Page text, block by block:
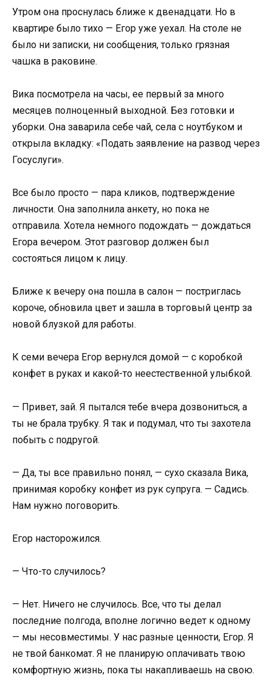
Утром она проснулась ближе к двенадцати. Но в
квартире было тихо — Егор уже уехал. На столе не
было ни записки, ни сообщения, только грязная
чашка в раковине.
Вика посмотрела на часы, ее первый за много
месяцев полноценный выходной. Без готовки и
уборки. Она заварила себе чай, села с ноутбуком и
открыла вкладку: «Подать заявление на развод через
Госуслуги».
Все было просто — пара кликов, подтверждение
личности. Она заполнила анкету, но пока не
отправила. Хотела немного подождать — дождаться
Егора вечером. Этот разговор должен был
состояться лицом к лицу.
Ближе к вечеру она пошла в салон — постриглась
короче, обновила цвет и зашла в торговый центр за
новой блузкой для работы.
К семи вечера Егор вернулся домой — с коробкой
конфет в руках и какой-то неестественной улыбкой.
— Привет, зай. Я пытался тебе вчера дозвониться, а
ты не брала трубку. Я так и подумал, что ты захотела
побыть с подругой.
— Да, ты все правильно понял, — сухо сказала Вика,
принимая коробку конфет из рук супруга. — Садись.
Нам нужно поговорить.
Егор насторожился.
— Что-то случилось?
— Нет. Ничего не случилось. Все, что ты делал
последние полгода, вполне логично ведет к одному
— мы несовместимы. У нас разные ценности, Егор. Я
не твой банкомат. Я не планирую оплачивать твою
комфортную жизнь, пока ты накапливаешь на свою.